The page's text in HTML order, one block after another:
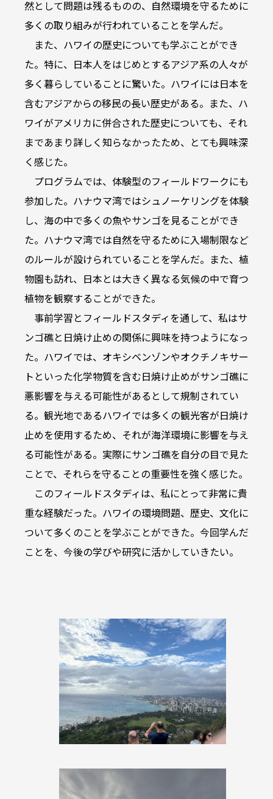
然として問題は残るものの、自然環境を守るために
多くの取り組みが行われていることを学んだ。
また、ハワイの歴史についても学ぶことができ
た。特に、日本人をはじめとするアジア系の人々が
多く暮らしていることに驚いた。ハワイには日本を
含むアジアからの移民の長い歴史がある。また、ハ
ワイがアメリカに併合された歴史についても、それ
まであまり詳しく知らなかったため、とても興味深
く感じた。
プログラムでは、体験型のフィールドワークにも
参加した。ハナウマ湾ではシュノーケリングを体験
し、海の中で多くの魚やサンゴを見ることができ
た。ハナウマ湾では自然を守るために入場制限など
のルールが設けられていることを学んだ。また、植
物園も訪れ、日本とは大きく異なる気候の中で育つ
植物を観察することができた。
事前学習とフィールドスタディを通して、私はサ
ンゴ礁と日焼け止めの関係に興味を持つようになっ
た。ハワイでは、オキシベンゾンやオクチノキサー
トといった化学物質を含む日焼け止めがサンゴ礁に
悪影響を与える可能性があるとして規制されてい
る。観光地であるハワイでは多くの観光客が日焼け
止めを使用するため、それが海洋環境に影響を与え
る可能性がある。実際にサンゴ礁を自分の目で見た
ことで、それらを守ることの重要性を強く感じた。
このフィールドスタディは、私にとって非常に貴
重な経験だった。ハワイの環境問題、歴史、文化に
ついて多くのことを学ぶことができた。今回学んだ
ことを、今後の学びや研究に活かしていきたい。